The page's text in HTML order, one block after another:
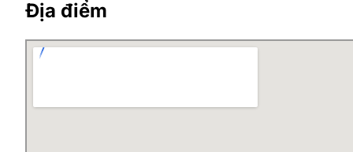
Mặt bằng cho thuê tòa nhà
Sông Hồng Building là cao ốcvăn phòng tiêu chuẩn
Tòa nhà gồm12 tầng nổi và 01 tầng hầm
Địa điểm